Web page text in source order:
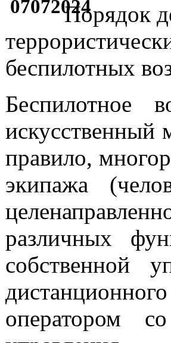
Порядок
беспилотных
искусственный
правило,
экипажа
различных
собственной
оператором